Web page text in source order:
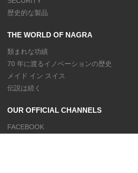
歴史的な製品
THE WORLD OF NAGRA
類まれな功績
70 年に渡るイノベーションの歴史
メイド イン スイス
伝説は続く
OUR OFFICIAL CHANNELS
FACEBOOK